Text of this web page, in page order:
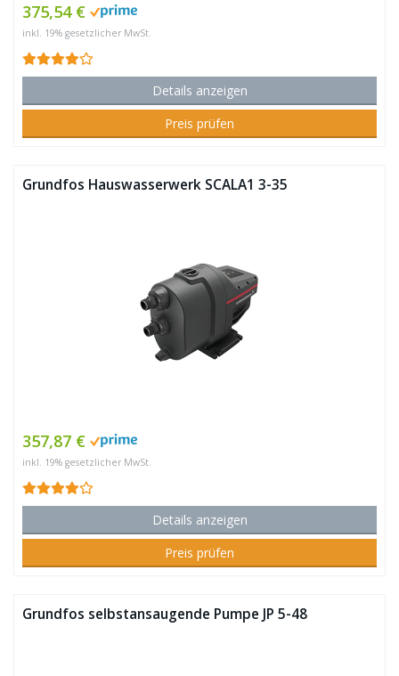
375,54 €
inkl. 19% gesetzlicher MwSt.
Details anzeigen
Preis prüfen
Grundfos Hauswasserwerk SCALA1 3-35
357,87 €
inkl. 19% gesetzlicher MwSt.
Details anzeigen
Preis prüfen
Grundfos selbstansaugende Pumpe JP 5-48